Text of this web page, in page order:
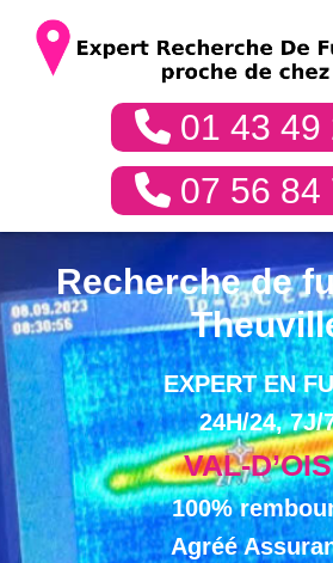
01 43 49
07 56 84
Recherche de
EXPERT EN
24H/24, 7J/
VAL-
100%
Agréé